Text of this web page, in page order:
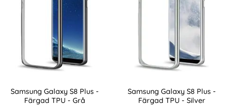
Samsung Galaxy S8 Plus -
Färgad TPU - Grå
Samsung Galaxy S8 Plus -
Färgad TPU - Silver